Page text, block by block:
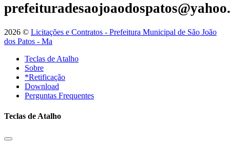
2026 © Licitações e Contratos - Prefeitura Municipal de São João
dos Patos - Ma
Teclas de Atalho
Sobre
*Retificação
Download
Perguntas Frequentes
Teclas de Atalho